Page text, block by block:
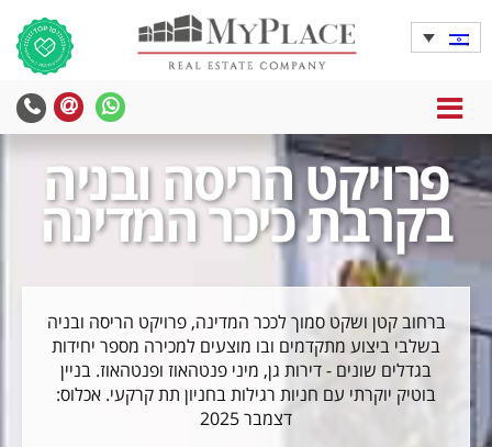
MyPlace
-
-
עימנו
קשר
MENU
פרויקט הריסה ובניה
בקרבת כיכר המדינה
ברחוב קטן ושקט סמוך לככר המדינה, פרויקט הריסה ובניה
בשלבי ביצוע מתקדמים ובו מוצעים למכירה מספר יחידות
בגדלים שונים - דירות גן, מיני פנטהאוז ופנטהאוז. בניין
בוטיק יוקרתי עם חניות רגילות בחניון תת קרקעי. אכלוס:
דצמבר 2025